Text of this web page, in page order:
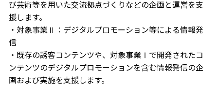
び芸術等を用いた交流拠点づくりなどの企画と運営を支
援します。
・対象事業Ⅱ：デジタルプロモーション等による情報発
信
・既存の誘客コンテンツや、対象事業Ⅰで開発されたコ
ンテンツのデジタルプロモーションを含む情報発信の企
画および実施を支援します。